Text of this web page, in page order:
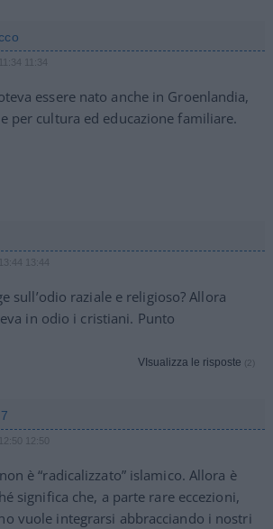
11:34
essere nato anche in Groenlandia,
per cultura ed educazione familiare.
13:44
sull’odio raziale e religioso? Allora
in odio i cristiani. Punto
VIsualizza le risposte (2)
12:50
è “radicalizzato” islamico. Allora è
significa che, a parte rare eccezioni,
vuole integrarsi abbracciando i nostri